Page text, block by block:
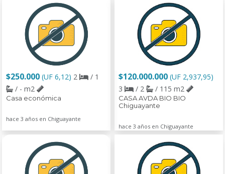
$250.000 (UF 6,12) 2
/ 1
/ - m2
Casa económica
hace 3 años en Chiguayante
$120.000.000 (UF 2,937,95)
3
/ 2 / 115 m2
CASA AVDA BIO BIO
Chiguayante
hace 3 años en Chiguayante